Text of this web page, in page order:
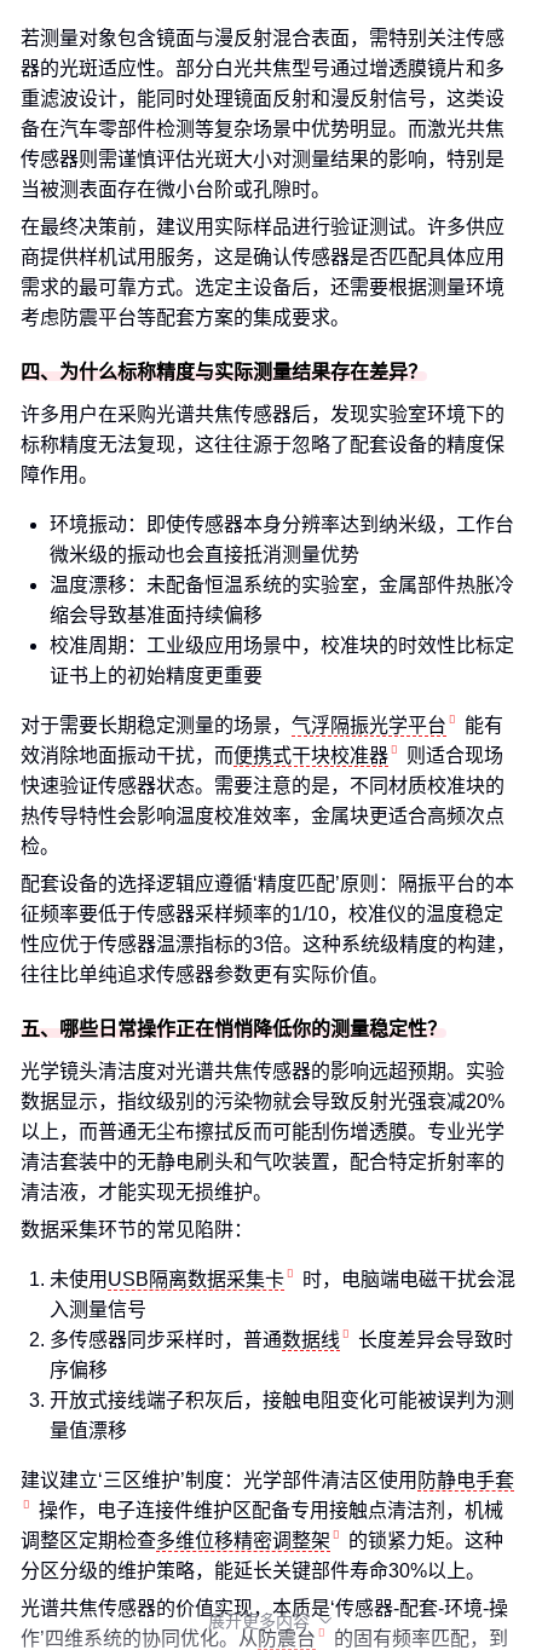
若测量对象包含镜面与漫反射混合表面，需特别关注传感
器的光斑适应性。部分白光共焦型号通过增透膜镜片和多
重滤波设计，能同时处理镜面反射和漫反射信号，这类设
备在汽车零部件检测等复杂场景中优势明显。而激光共焦
传感器则需谨慎评估光斑大小对测量结果的影响，特别是
当被测表面存在微小台阶或孔隙时。
在最终决策前，建议用实际样品进行验证测试。许多供应
商提供样机试用服务，这是确认传感器是否匹配具体应用
需求的最可靠方式。选定主设备后，还需要根据测量环境
考虑防震平台等配套方案的集成要求。
四、为什么标称精度与实际测量结果存在差异？
许多用户在采购光谱共焦传感器后，发现实验室环境下的
标称精度无法复现，这往往源于忽略了配套设备的精度保
障作用。
环境振动：即使传感器本身分辨率达到纳米级，工作台
微米级的振动也会直接抵消测量优势
温度漂移：未配备恒温系统的实验室，金属部件热胀冷
缩会导致基准面持续偏移
校准周期：工业级应用场景中，校准块的时效性比标定
证书上的初始精度更重要
对于需要长期稳定测量的场景， 气浮隔振光学平台
能有
效消除地面振动干扰，而便携式干块校准器
则适合现场
快速验证传感器状态。需要注意的是，不同材质校准块的
热传导特性会影响温度校准效率，金属块更适合高频次点
检。
配套设备的选择逻辑应遵循‘精度匹配’原则：隔振平台的本
征频率要低于传感器采样频率的1/10，校准仪的温度稳定
性应优于传感器温漂指标的3倍。这种系统级精度的构建，
往往比单纯追求传感器参数更有实际价值。
五、哪些日常操作正在悄悄降低你的测量稳定性？
光学镜头清洁度对光谱共焦传感器的影响远超预期。实验
数据显示，指纹级别的污染物就会导致反射光强衰减20%
以上，而普通无尘布擦拭反而可能刮伤增透膜。专业光学
清洁套装中的无静电刷头和气吹装置，配合特定折射率的
清洁液，才能实现无损维护。
数据采集环节的常见陷阱：
未使用 USB隔离数据采集卡
时，电脑端电磁干扰会混
入测量信号
多传感器同步采样时，普通数据线
长度差异会导致时
序偏移
开放式接线端子积灰后，接触电阻变化可能被误判为测
量值漂移
建议建立‘三区维护’制度：光学部件清洁区使用 防静电手套
操作，电子连接件维护区配备专用接触点清洁剂，机械
调整区定期检查多维位移精密调整架
的锁紧力矩。这种
分区分级的维护策略，能延长关键部件寿命30%以上。
光谱共焦传感器的价值实现，本质是‘传感器-配套-环境-操
作’四维系统的协同优化。从 防震台
的固有频率匹配，到
展开更多内容 